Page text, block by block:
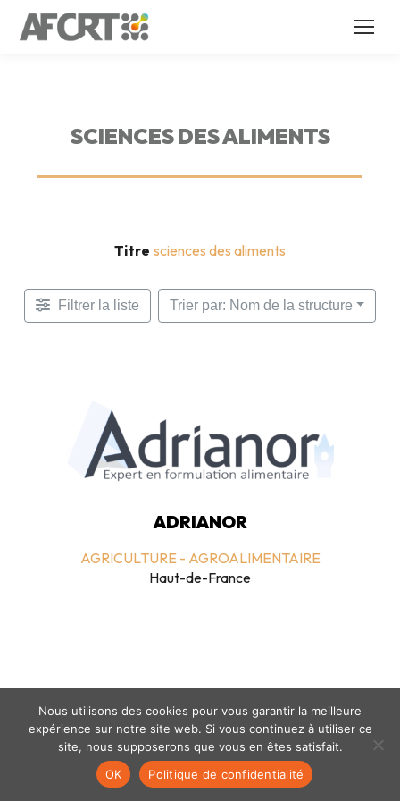
SCIENCES DES ALIMENTS
Titre sciences des aliments
Filtrer la liste Trier par: Nom de la structure
ADRIANOR
AGRICULTURE - AGROALIMENTAIRE
Haut-de-France
Mentions légales- politique de confidentialité- © coclico 2026
Nous utilisons des cookies pour vous garantir la meilleure
expérience sur notre site web. Si vous continuez à utiliser ce
site, nous supposerons que vous en êtes satisfait.
OK
Politique de confidentialité